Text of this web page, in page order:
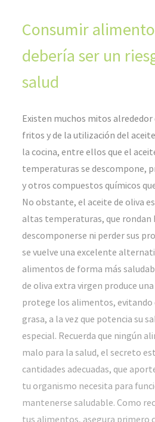
Consumir
debería ser un
salud
Existen muchos mitos
fritos y de la utilización del
la cocina, entre ellos que el
temperaturas se descompone,
y otros compuestos químicos
No obstante, el aceite de oliva
altas temperaturas, que rondan
descomponerse ni perder sus
se vuelve una excelente
alimentos de forma más
de oliva extra virgen produce
protege los alimentos, evitando
grasa, a la vez que potencia su
especial. Recuerda que ningún
malo para la salud, el secreto
cantidades adecuadas, que
tu organismo necesita para
mantenerse saludable. Como
tus alimentos, asegura primero